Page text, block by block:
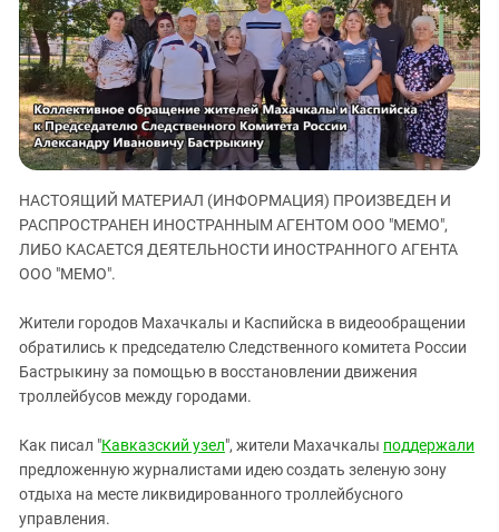
ЗАСТАВЛЯЕТ
КАВКАЗ ЗА ПАЛЕСТИНУ
ИНАКОМЫСЛИЕ В ЧЕЧНЕ
ПРЕСЛЕДОВАНИЕ АКТИВИСТОВ
МОБИЛИЗАЦИЯ И ПРОТЕСТЫ
Дагестан
Ингушетия
Кабардино-Балкария
Калмыкия
Карачаево-Черкесия
Краснодарский край
Нагорный Карабах
Российская Федерация
Северная Осетия - Алания
Ставропольский край
Южная Осетия
Южный Кавказ
НАСТОЯЩИЙ МАТЕРИАЛ (ИНФОРМАЦИЯ) ПРОИЗВЕДЕН И
РАСПРОСТРАНЕН ИНОСТРАННЫМ АГЕНТОМ ООО "МЕМО",
ЛИБО КАСАЕТСЯ ДЕЯТЕЛЬНОСТИ ИНОСТРАННОГО АГЕНТА
ООО "МЕМО".
Жители городов Махачкалы и Каспийска в видеообращении
обратились к председателю Следственного комитета России
Бастрыкину за помощью в восстановлении движения
троллейбусов между городами.
Как писал "Кавказский узел", жители Махачкалы поддержали
предложенную журналистами идею создать зеленую зону
отдыха на месте ликвидированного троллейбусного
управления.